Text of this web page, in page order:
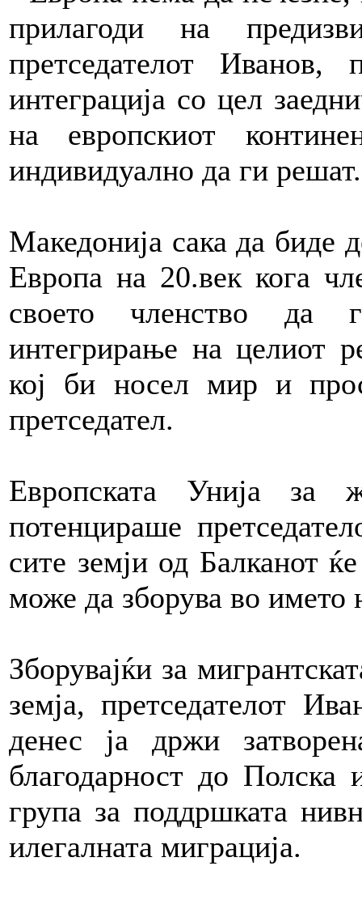
прилагоди на
претседателот Иванов,
интеграција со цел
на европскиот
индивидуално да ги решат.
Македонија сака да биде
Европа на 20.век кога
своето членство да
интегрирање на целиот
кој би носел мир и
претседател.
Европската Унија
потенцираше
сите земји од Балканот
може да зборува во името
Зборувајќи за
земја, претседателот
денес ја држи
благодарност до Полска
група за поддршката
илегалната миграција.